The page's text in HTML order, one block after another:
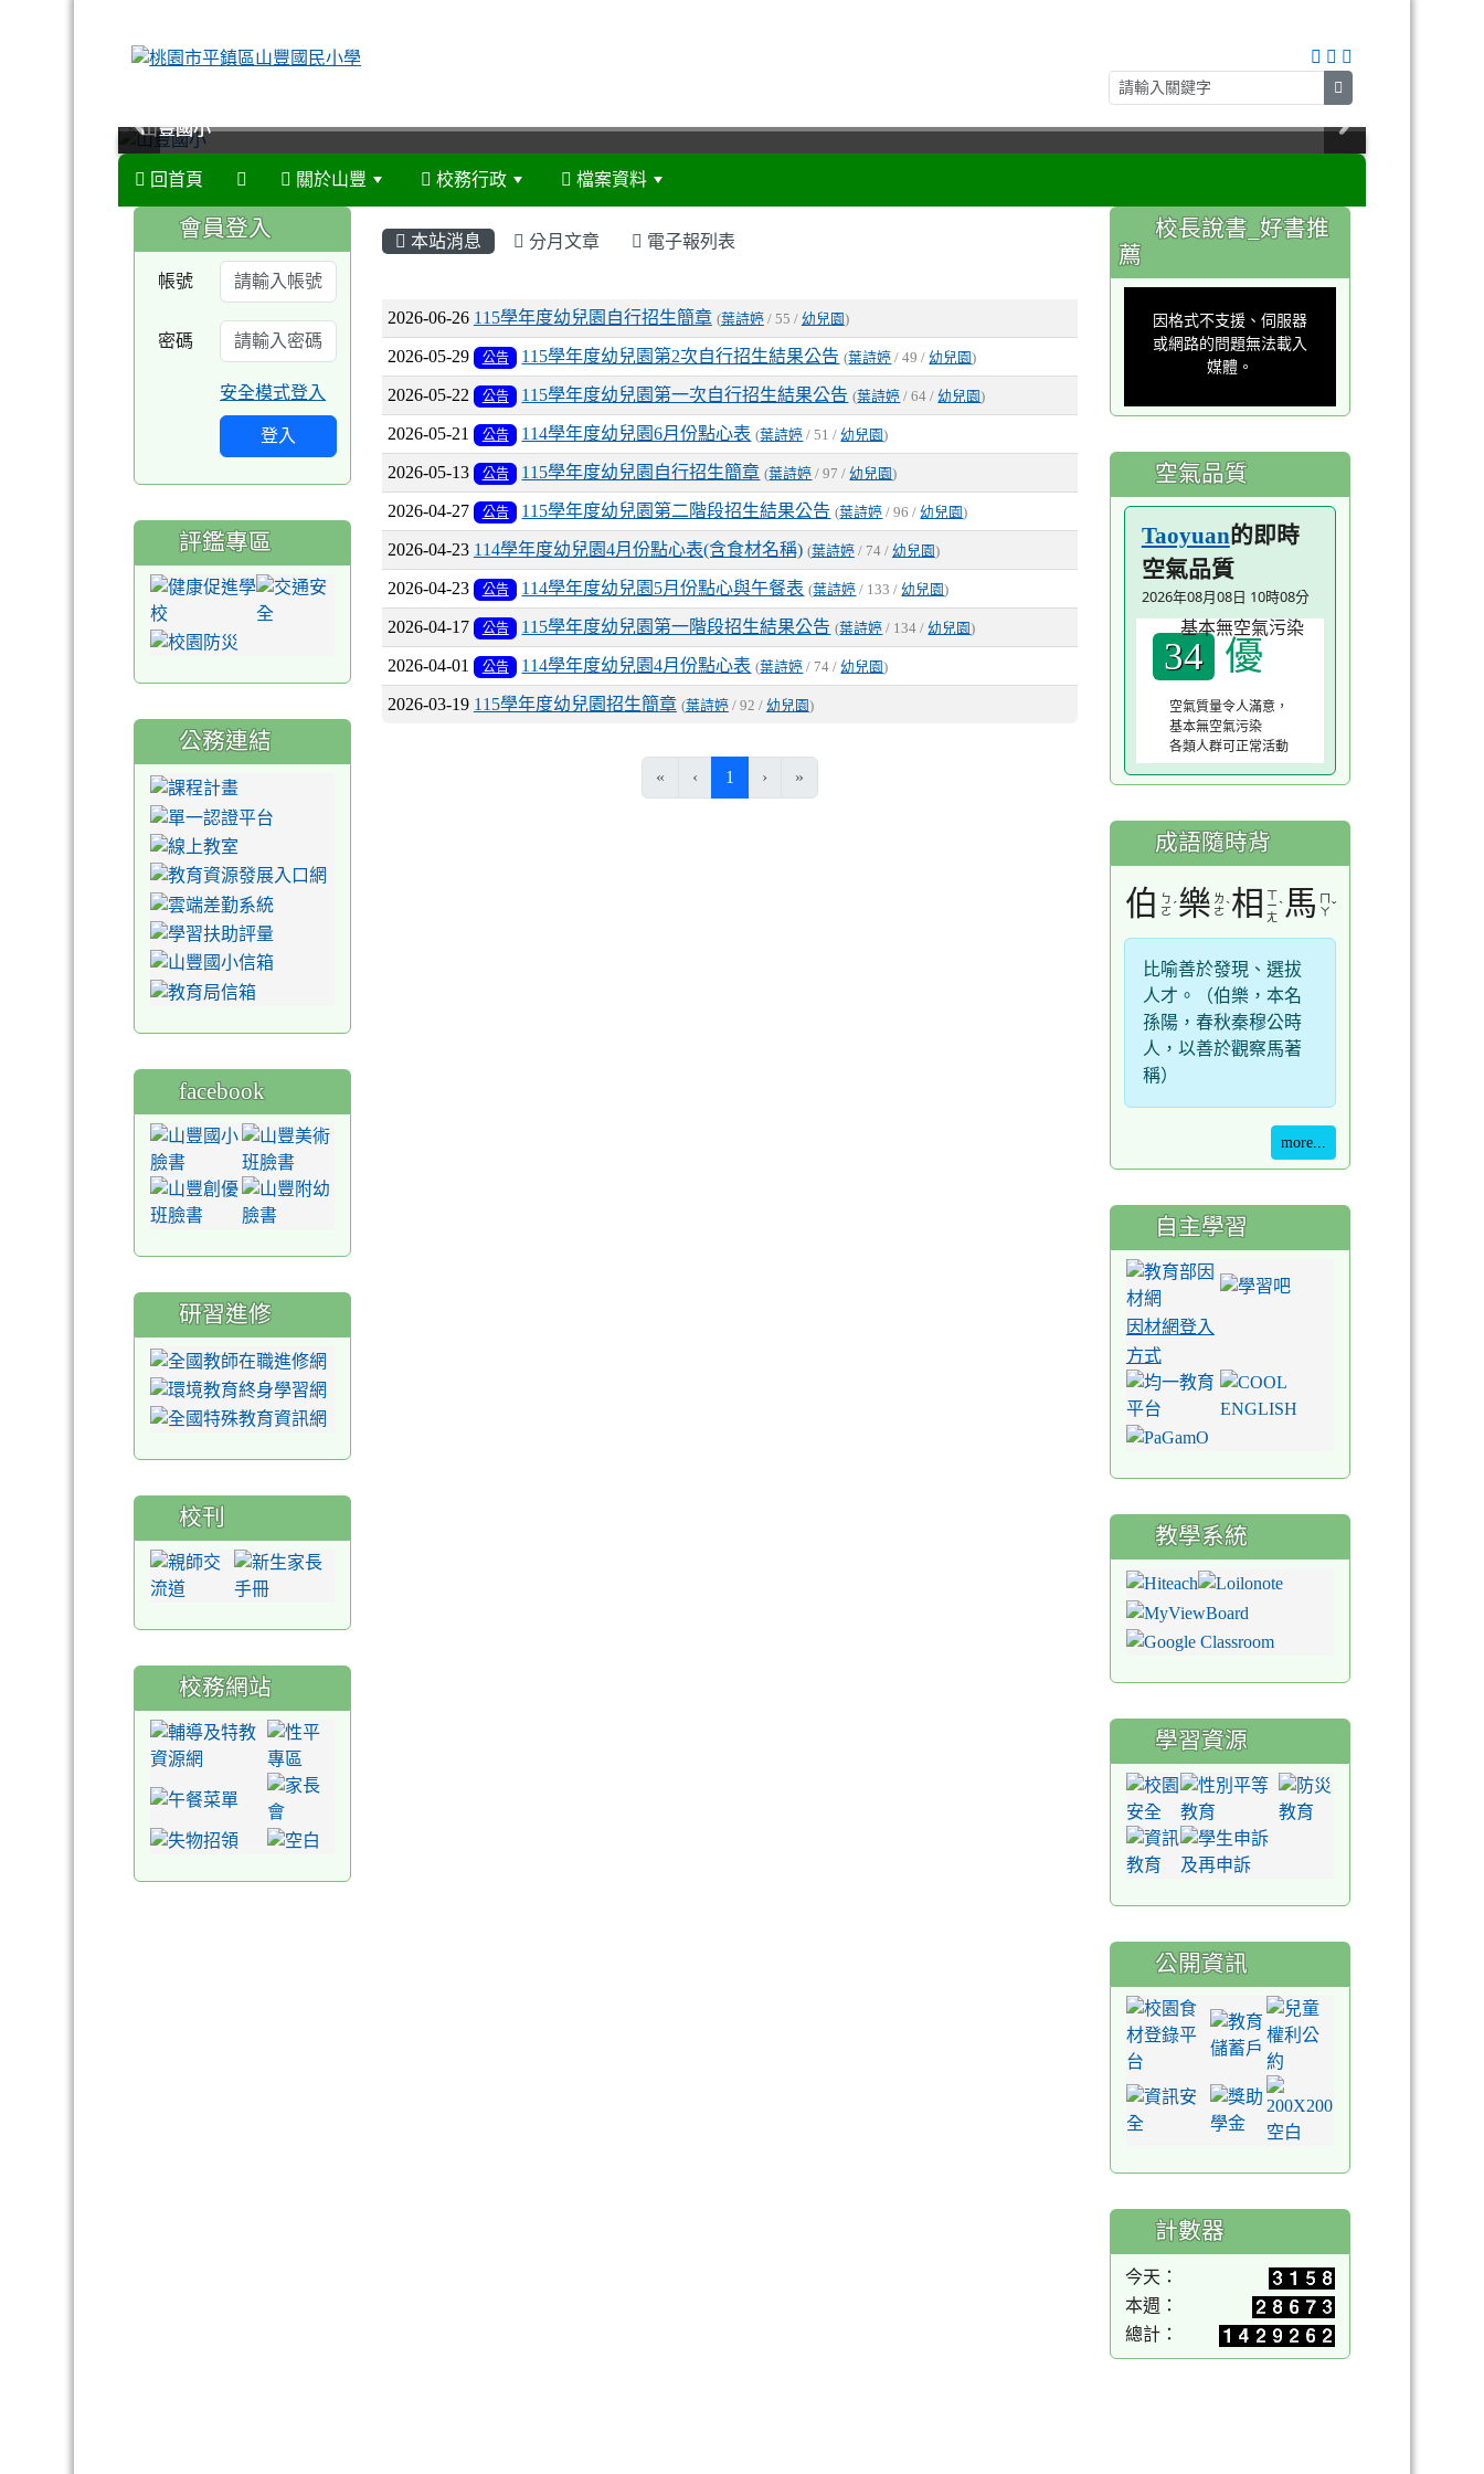
search
山豐國小
山豐國小
山豐國小
山豐國小
回首頁 關於山豐 校務行政 檔案資料
本站消息 分月文章 電子報列表
文章列表
2026-06-26 115學年度幼兒園自行招生簡章 (葉詩婷/ 55 / 幼兒園 )
2026-05-29 公告 115學年度幼兒園第2次自行招生結果公告 (葉詩婷 / 49 /幼兒園)
2026-05-22 公告 115學年度幼兒園第一次自行招生結果公告 (葉詩婷 / 64 /幼兒園)
2026-05-21 公告 114學年度幼兒園6月份點心表 (葉詩婷 / 51 /幼兒園)
2026-05-13 公告 115學年度幼兒園自行招生簡章 (葉詩婷 / 97 /幼兒園)
2026-04-27 公告 115學年度幼兒園第二階段招生結果公告 (葉詩婷 / 96 /幼兒園)
2026-04-23 114學年度幼兒園4月份點心表(含食材名稱) (葉詩婷/ 74 / 幼兒園 )
2026-04-23 公告 114學年度幼兒園5月份點心與午餐表 (葉詩婷 / 133 /幼兒園)
2026-04-17 公告 115學年度幼兒園第一階段招生結果公告 (葉詩婷 / 134 /幼兒園)
2026-04-01 公告 114學年度幼兒園4月份點心表 (葉詩婷 / 74 /幼兒園)
2026-03-19 115學年度幼兒園招生簡章 (葉詩婷/ 92 / 幼兒園 )
« ‹ 1 (current)
› »
:::
會員登入
帳號
密碼
安全模式登入
登入
評鑑專區
公務連結
facebook
研習進修
校刊
校務網站
:::
校長說書_好書推
薦
modal
window.
因格式不支援、伺服器
或網路的問題無法載入
媒體。
空氣品質
Taoyuan的即時
空氣品質
2026年08月08日 10時08分
34 優
空氣質量令人滿意，
基本無空氣污染
各類人群可正常活動
成語隨時背
伯
ㄅ
ㄛ ˊ樂 ㄌ
ㄜ ˋ相
ㄒ
ㄧ
ㄤ
ˋ 馬 ㄇ
ㄚˇ
比喻善於發現、選拔
人才。（伯樂，本名
孫陽，春秋秦穆公時
人，以善於觀察馬著
稱）
more...
自主學習
因材網登入
方式
教學系統
學習資源
公開資訊
計數器
今天：
本週：
總計：